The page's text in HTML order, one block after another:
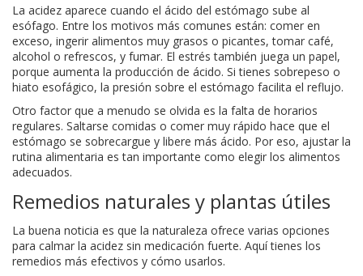
La acidez aparece cuando el ácido del estómago sube al
esófago. Entre los motivos más comunes están: comer en
exceso, ingerir alimentos muy grasos o picantes, tomar café,
alcohol o refrescos, y fumar. El estrés también juega un papel,
porque aumenta la producción de ácido. Si tienes sobrepeso o
hiato esofágico, la presión sobre el estómago facilita el reflujo.
Otro factor que a menudo se olvida es la falta de horarios
regulares. Saltarse comidas o comer muy rápido hace que el
estómago se sobrecargue y libere más ácido. Por eso, ajustar la
rutina alimentaria es tan importante como elegir los alimentos
adecuados.
Remedios naturales y plantas útiles
La buena noticia es que la naturaleza ofrece varias opciones
para calmar la acidez sin medicación fuerte. Aquí tienes los
remedios más efectivos y cómo usarlos.